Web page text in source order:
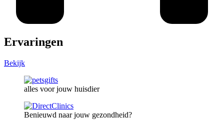
Ervaringen
Bekijk
alles voor jouw huisdier
Benieuwd naar jouw gezondheid?